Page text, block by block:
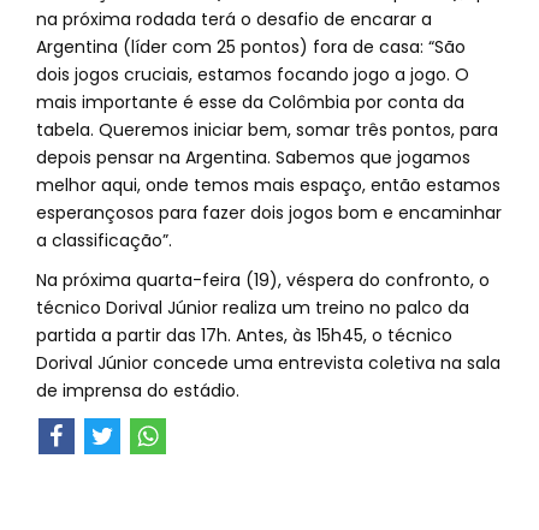
na próxima rodada terá o desafio de encarar a
Argentina (líder com 25 pontos) fora de casa: “São
dois jogos cruciais, estamos focando jogo a jogo. O
mais importante é esse da Colômbia por conta da
tabela. Queremos iniciar bem, somar três pontos, para
depois pensar na Argentina. Sabemos que jogamos
melhor aqui, onde temos mais espaço, então estamos
esperançosos para fazer dois jogos bom e encaminhar
a classificação”.
Na próxima quarta-feira (19), véspera do confronto, o
técnico Dorival Júnior realiza um treino no palco da
partida a partir das 17h. Antes, às 15h45, o técnico
Dorival Júnior concede uma entrevista coletiva na sala
de imprensa do estádio.